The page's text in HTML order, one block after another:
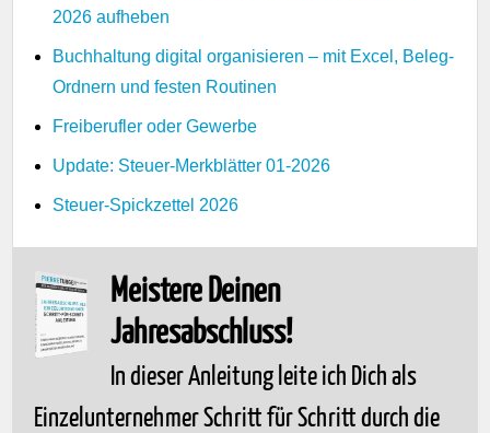
2026 aufheben
Buchhaltung digital organisieren – mit Excel, Beleg-
Ordnern und festen Routinen
Freiberufler oder Gewerbe
Update: Steuer-Merkblätter 01-2026
Steuer-Spickzettel 2026
Meistere Deinen
Jahresabschluss!
In dieser Anleitung leite ich Dich als
Einzelunternehmer Schritt für Schritt durch die